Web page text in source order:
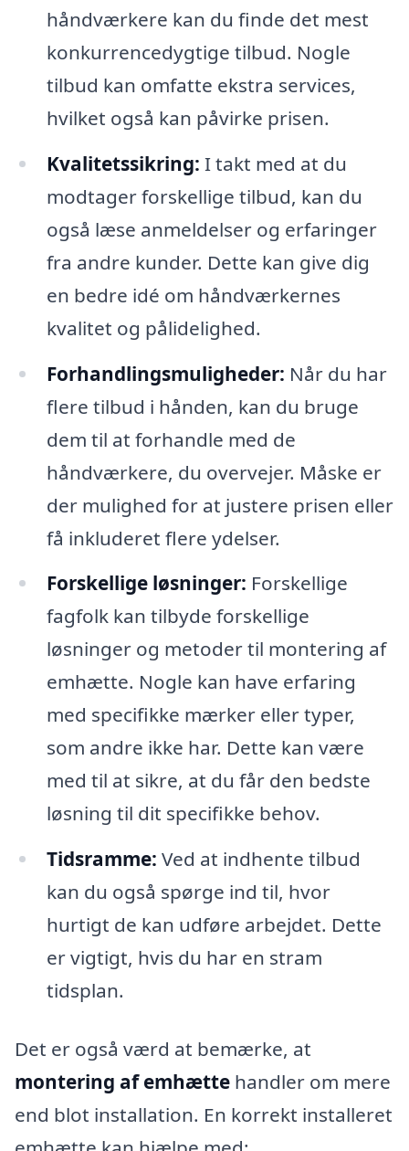
håndværkere kan du finde det mest
konkurrencedygtige tilbud. Nogle
tilbud kan omfatte ekstra services,
hvilket også kan påvirke prisen.
Kvalitetssikring: I takt med at du
modtager forskellige tilbud, kan du
også læse anmeldelser og erfaringer
fra andre kunder. Dette kan give dig
en bedre idé om håndværkernes
kvalitet og pålidelighed.
Forhandlingsmuligheder: Når du har
flere tilbud i hånden, kan du bruge
dem til at forhandle med de
håndværkere, du overvejer. Måske er
der mulighed for at justere prisen eller
få inkluderet flere ydelser.
Forskellige løsninger: Forskellige
fagfolk kan tilbyde forskellige
løsninger og metoder til montering af
emhætte. Nogle kan have erfaring
med specifikke mærker eller typer,
som andre ikke har. Dette kan være
med til at sikre, at du får den bedste
løsning til dit specifikke behov.
Tidsramme: Ved at indhente tilbud
kan du også spørge ind til, hvor
hurtigt de kan udføre arbejdet. Dette
er vigtigt, hvis du har en stram
tidsplan.
Det er også værd at bemærke, at
montering af emhætte handler om mere
end blot installation. En korrekt installeret